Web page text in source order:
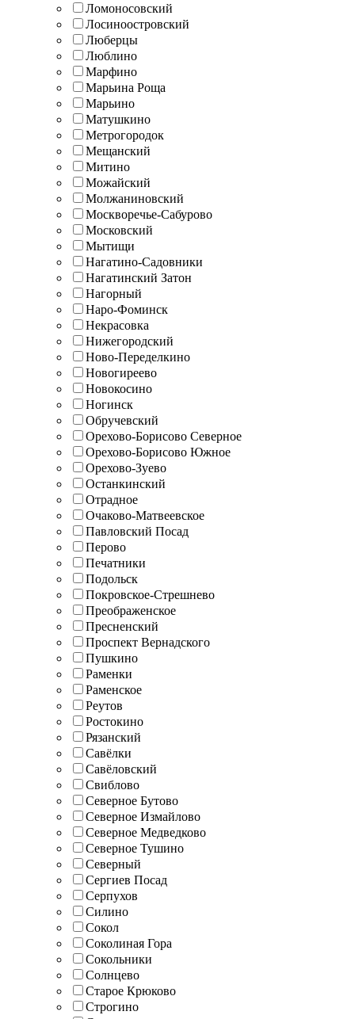
Ломоносовский
Лосиноостровский
Люберцы
Люблино
Марфино
Марьина Роща
Марьино
Матушкино
Метрогородок
Мещанский
Митино
Можайский
Молжаниновский
Москворечье-Сабурово
Московский
Мытищи
Нагатино-Садовники
Нагатинский Затон
Нагорный
Наро-Фоминск
Некрасовка
Нижегородский
Ново-Переделкино
Новогиреево
Новокосино
Ногинск
Обручевский
Орехово-Борисово Северное
Орехово-Борисово Южное
Орехово-Зуево
Останкинский
Отрадное
Очаково-Матвеевское
Павловский Посад
Перово
Печатники
Подольск
Покровское-Стрешнево
Преображенское
Пресненский
Проспект Вернадского
Пушкино
Раменки
Раменское
Реутов
Ростокино
Рязанский
Савёлки
Савёловский
Свиблово
Северное Бутово
Северное Измайлово
Северное Медведково
Северное Тушино
Северный
Сергиев Посад
Серпухов
Силино
Сокол
Соколиная Гора
Сокольники
Солнцево
Старое Крюково
Строгино